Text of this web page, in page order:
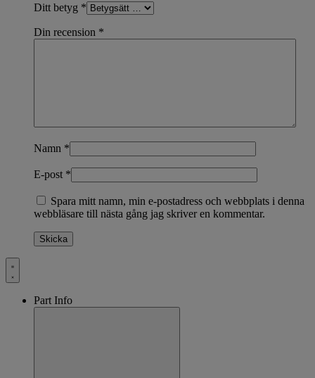
Ditt betyg *
Din recension *
Namn *
E-post *
Spara mitt namn, min e-postadress och webbplats i denna
webbläsare till nästa gång jag skriver en kommentar.
Part Info